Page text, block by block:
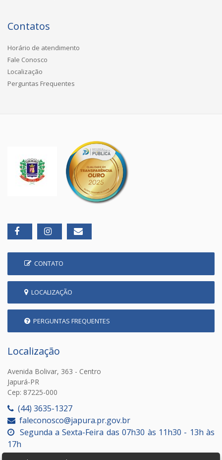
Contatos
Horário de atendimento
Fale Conosco
Localização
Perguntas Frequentes
CONTATO
LOCALIZAÇÃO
PERGUNTAS FREQUENTES
Localização
Avenida Bolivar, 363 - Centro
Japurá-PR
Cep: 87225-000
(44) 3635-1327
faleconosco@japura.pr.gov.br
Segunda a Sexta-Feira das 07h30 às 11h30 - 13h às
17h